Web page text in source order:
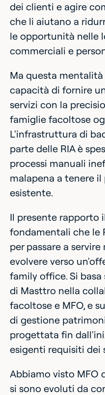
dei clienti e agire
che li aiutano a
le opportunità nelle
commerciali e
Ma questa
capacità di fornire
servizi con la
famiglie facoltose
L'infrastruttura di
parte delle RIA è
processi manuali
malapena a tenere
esistente.
Il presente rapporto
fondamentali che le
per passare a
evolvere verso
family office. Si basa
di Masttro nella
facoltose e MFO, e
di gestione
progettata fin
esigenti requisiti
Abbiamo visto MFO
si sono evoluti da